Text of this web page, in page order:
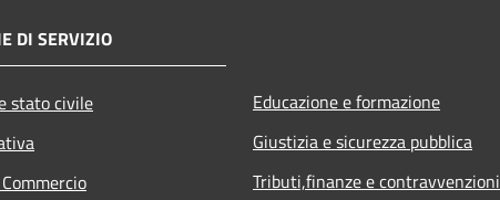
DI SERVIZIO
stato civile
Educazione e formazione
Giustizia e sicurezza pubblica
Tributi,finanze e contravvenzioni